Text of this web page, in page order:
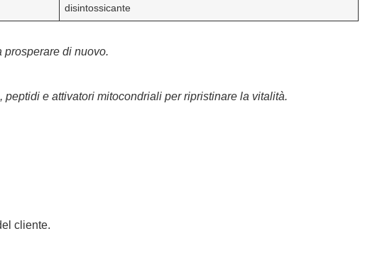
disintossicante
di nuovo.
e attivatori mitocondriali per ripristinare la vitalità.
cliente.